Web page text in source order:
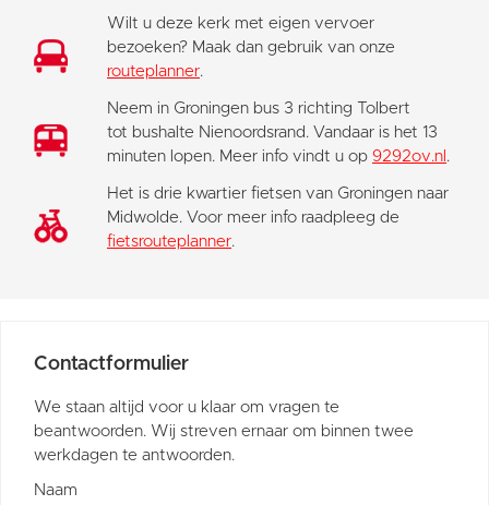
Wilt u deze kerk met eigen vervoer
bezoeken? Maak dan gebruik van onze
routeplanner.
Neem in Groningen bus 3 richting Tolbert
tot bushalte Nienoordsrand. Vandaar is het 13
minuten lopen. Meer info vindt u op 9292ov.nl .
Het is drie kwartier fietsen van Groningen naar
Midwolde. Voor meer info raadpleeg de
fietsrouteplanner.
Contactformulier
We staan altijd voor u klaar om vragen te
beantwoorden. Wij streven ernaar om binnen twee
werkdagen te antwoorden.
Naam